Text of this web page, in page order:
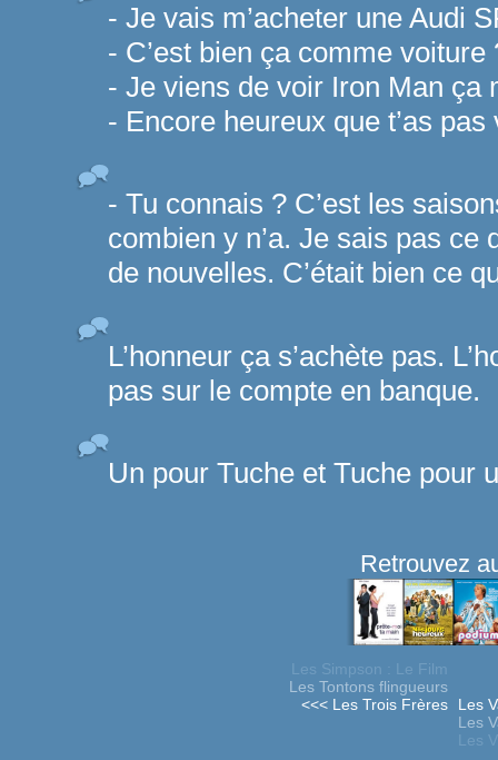
- Je vais m’acheter une Audi
- C’est bien ça comme voiture
- Je viens de voir Iron Man ça
- Encore heureux que t’as
- Tu connais ? C’est les
combien y n’a. Je sais pas ce
de nouvelles. C’était bien ce
L’honneur ça s’achète pas.
pas sur le compte en banque.
Un pour Tuche et Tuche pour
Retrouvez
Les Simpson : Le Film
Les Tontons flingueurs
<<< Les Trois Frères
Les
Les
Les